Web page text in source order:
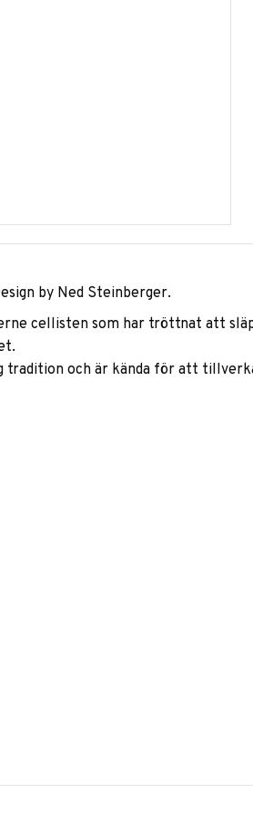
by Ned Steinberger.
cellisten som har tröttnat att
och är kända för att